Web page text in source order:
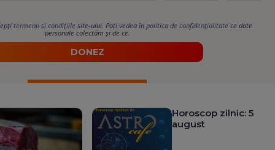
termenii si condițiile site-ului. Poți vedea înpolitica de confidențialitate ce date
personale colectăm și de ce.
DONEZ
Horoscop zilnic: 5
august